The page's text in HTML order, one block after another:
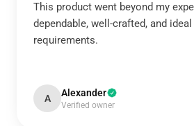
This product went beyond my
dependable, well-crafted, and
requirements.
A Alexander
Verified owner